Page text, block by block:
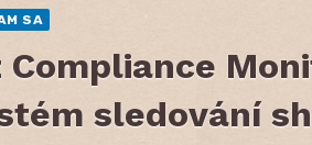
SA
Compliance
sledování